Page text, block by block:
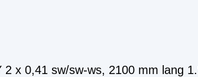
2 x 0,41 sw/sw-ws, 2100 mm lang